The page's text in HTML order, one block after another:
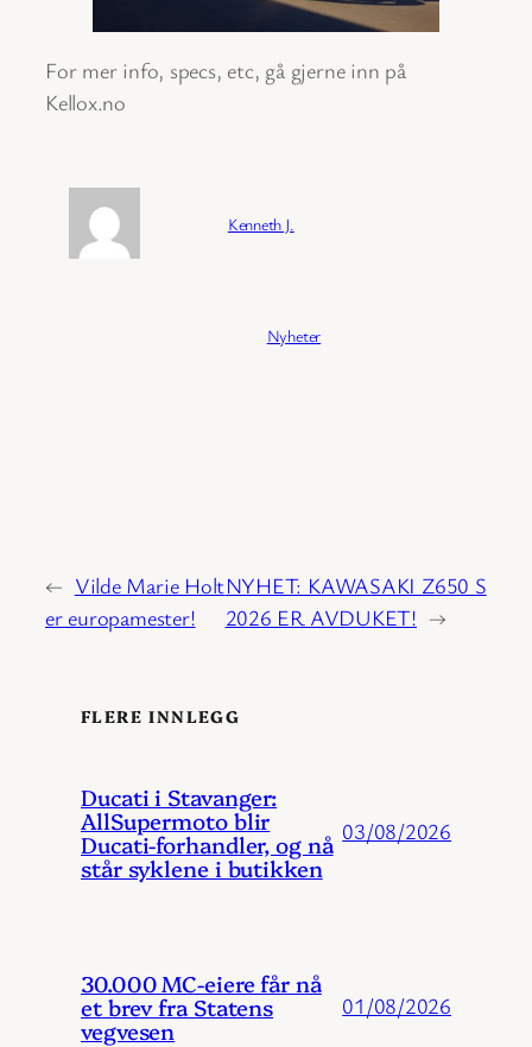
For mer info, specs, etc, gå gjerne inn på
Kellox.no
Kenneth J.
Nyheter
← Vilde Marie Holt
er europamester!
NYHET: KAWASAKI Z650 S
2026 ER AVDUKET! →
FLERE INNLEGG
Ducati i Stavanger:
AllSupermoto blir
Ducati-forhandler, og nå
står syklene i butikken
03/08/2026
30.000 MC-eiere får nå
et brev fra Statens
vegvesen
01/08/2026